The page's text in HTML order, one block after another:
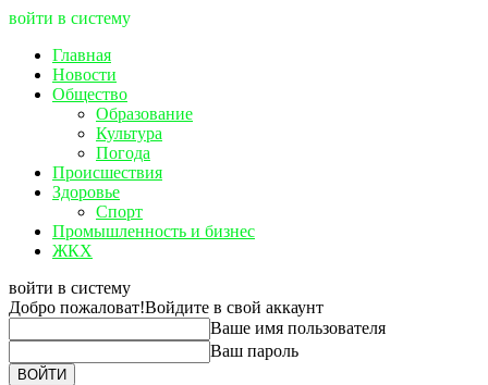
войти в систему
Главная
Новости
Общество
Образование
Культура
Погода
Происшествия
Здоровье
Спорт
Промышленность и бизнес
ЖКХ
войти в систему
Добро пожаловат!Войдите в свой аккаунт
Ваше имя пользователя
Ваш пароль